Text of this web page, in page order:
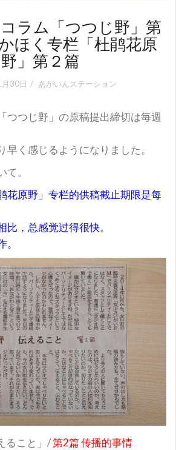
ラム「つつじ野」第
ほく专栏「杜鹃花原
野」第２篇
30日 あがいんステーション
つつじ野」の原稿提出締切は毎週
早く感じるようになりました。
。
花原野」专栏的供稿截止期限是每
比，总感觉过得很快。
ること」/第2篇 传播的事情